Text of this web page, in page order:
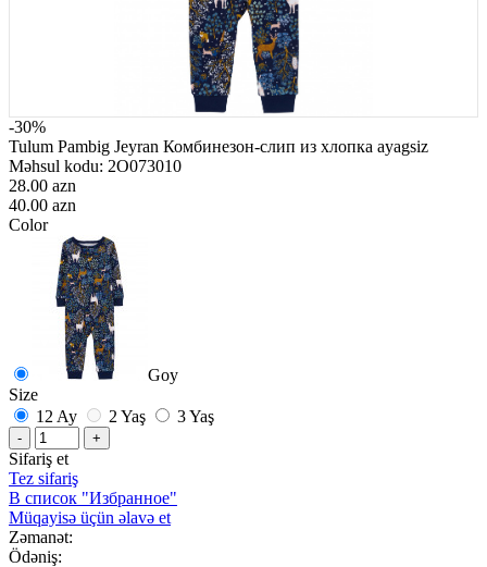
-30%
Tulum Pambig Jeyran Комбинезон-слип из хлопка ayagsiz
Məhsul kodu: 2O073010
28.00 azn
40.00 azn
Color
Goy
Size
12 Ay
2 Yaş 3 Yaş
- +
Sifariş et
Tez sifariş
В список "Избранное"
Müqayisə üçün əlavə et
Zəmanət:
Ödəniş: